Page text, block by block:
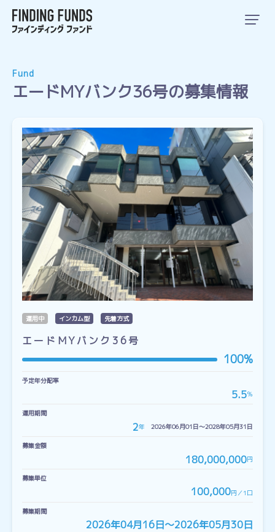
Fund
エードMYバンク36号の募集情報
運用中 インカム型 先着方式
エードMYバンク36号
100%
予定年分配率
5.5％
運用期間
2年 2026年06月01日〜2028年05月31日
募集金額
180,000,000円
募集単位
100,000円／1口
募集期間
2026年04月16日〜2026年05月30日